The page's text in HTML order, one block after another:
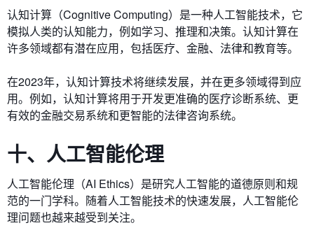
认知计算（Cognitive Computing）是一种人工智能技术，它
模拟人类的认知能力，例如学习、推理和决策。认知计算在
许多领域都有潜在应用，包括医疗、金融、法律和教育等。
在2023年，认知计算技术将继续发展，并在更多领域得到应
用。例如，认知计算将用于开发更准确的医疗诊断系统、更
有效的金融交易系统和更智能的法律咨询系统。
十、人工智能伦理
人工智能伦理（AI Ethics）是研究人工智能的道德原则和规
范的一门学科。随着人工智能技术的快速发展，人工智能伦
理问题也越来越受到关注。